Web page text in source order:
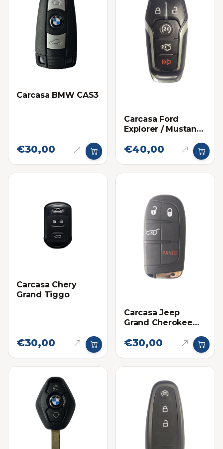
Carcasa BMW CAS3
€30,00
Carcasa Ford
Explorer / Mustang
botones
€40,00
Carcasa Chery
Grand Tiggo
€30,00
Carcasa Jeep
Grand Cherokee
€30,00